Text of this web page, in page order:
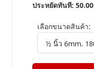
ประหยัดทันที: 50.00
เลือกขนาดสินค้า: